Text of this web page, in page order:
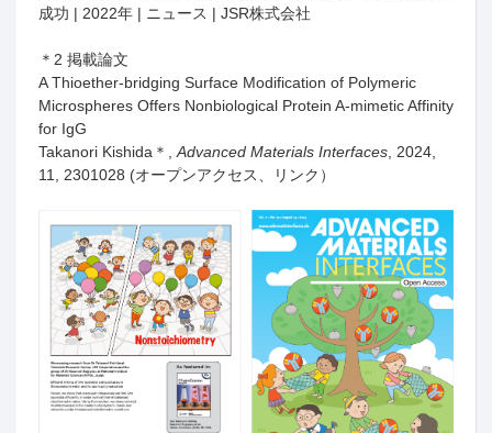
成功 | 2022年 | ニュース | JSR株式会社
＊ 2 掲載論文
A Thioether-bridging Surface Modification of Polymeric
Microspheres Offers Nonbiological Protein A-mimetic Affinity
for IgG
Takanori Kishida＊
Advanced Materials Interfaces , 2024,
11, 2301028 (オープンアクセス、 リンク ）